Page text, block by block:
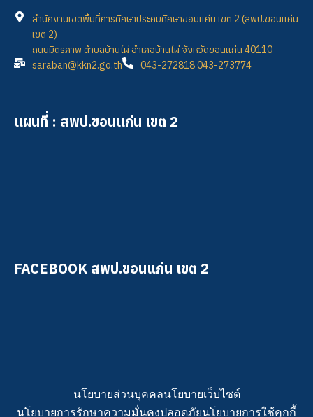
สำนักงานเขตพื้นที่การศึกษาประถมศึกษาขอนแก่น เขต 2 (สพป.ขอนแก่น
เขต 2)
ถนนมิตรภาพ ตำบลบ้านไผ่ อำเภอบ้านไผ่ จังหวัดขอนแก่น 40110
saraban@kkn2.go.th
043-272818 043-273774
แผนที่ : สพป.ขอนแก่น เขต 2
FACEBOOK สพป.ขอนแก่น เขต 2
นโยบายส่วนบุคคลนโยบายเว็บไซต์
นโยบายการรักษาความมั่นคงปลอดภัยนโยบายการใช้คุกกี้